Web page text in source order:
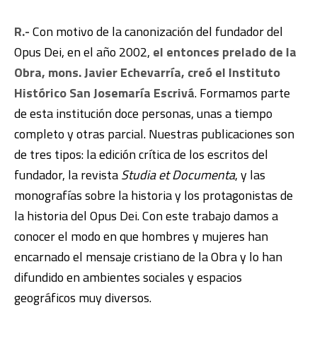
R.-Con motivo de la canonización del fundador del
Opus Dei, en el año 2002, el entonces prelado de la
Obra, mons. Javier Echevarría, creó el Instituto
Histórico San Josemaría Escrivá. Formamos parte
de esta institución doce personas, unas a tiempo
completo y otras parcial. Nuestras publicaciones son
de tres tipos: la edición crítica de los escritos del
fundador, la revistaStudia et Documenta, y las
monografías sobre la historia y los protagonistas de
la historia del Opus Dei. Con este trabajo damos a
conocer el modo en que hombres y mujeres han
encarnado el mensaje cristiano de la Obra y lo han
difundido en ambientes sociales y espacios
geográficos muy diversos.